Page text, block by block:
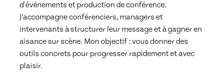
d'événements et production de conférence.
J’accompagne conférenciers, managers et
intervenants à structurer leur message et à gagner en
aisance sur scène. Mon objectif : vous donner des
outils concrets pour progresser rapidement et avec
plaisir.